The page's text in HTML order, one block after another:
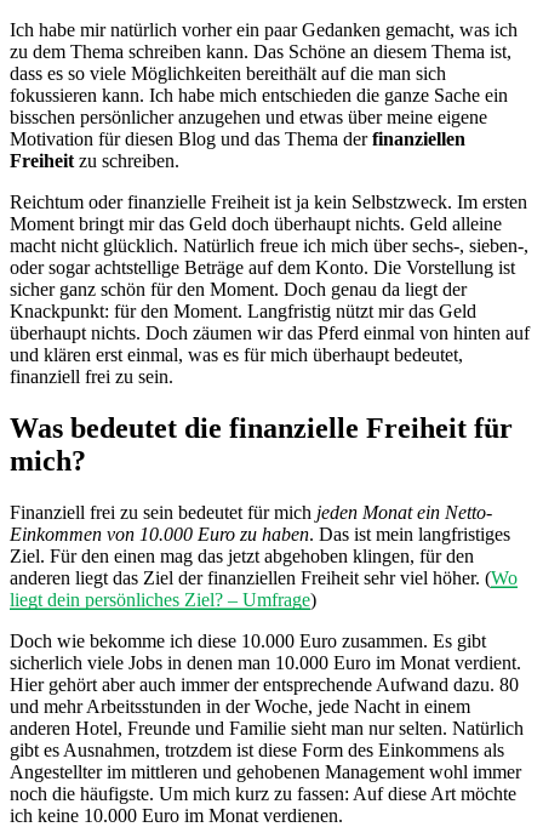
Ich habe mir natürlich vorher ein paar Gedanken gemacht, was ich
zu dem Thema schreiben kann. Das Schöne an diesem Thema ist,
dass es so viele Möglichkeiten bereithält auf die man sich
fokussieren kann. Ich habe mich entschieden die ganze Sache ein
bisschen persönlicher anzugehen und etwas über meine eigene
Motivation für diesen Blog und das Thema derfinanziellen
Freiheit zu schreiben.
Reichtum oder finanzielle Freiheit ist ja kein Selbstzweck. Im ersten
Moment bringt mir das Geld doch überhaupt nichts. Geld alleine
macht nicht glücklich. Natürlich freue ich mich über sechs-, sieben-,
oder sogar achtstellige Beträge auf dem Konto. Die Vorstellung ist
sicher ganz schön für den Moment. Doch genau da liegt der
Knackpunkt: für den Moment. Langfristig nützt mir das Geld
überhaupt nichts. Doch zäumen wir das Pferd einmal von hinten auf
und klären erst einmal, was es für mich überhaupt bedeutet,
finanziell frei zu sein.
Was bedeutet die finanzielle Freiheit für
mich?
Finanziell frei zu sein bedeutet für mich jeden Monat ein Netto-
Einkommen von 10.000 Euro zu haben. Das ist mein langfristiges
Ziel. Für den einen mag das jetzt abgehoben klingen, für den
anderen liegt das Ziel der finanziellen Freiheit sehr viel höher. (Wo
liegt dein persönliches Ziel? – Umfrage)
Doch wie bekomme ich diese 10.000 Euro zusammen. Es gibt
sicherlich viele Jobs in denen man 10.000 Euro im Monat verdient.
Hier gehört aber auch immer der entsprechende Aufwand dazu. 80
und mehr Arbeitsstunden in der Woche, jede Nacht in einem
anderen Hotel, Freunde und Familie sieht man nur selten. Natürlich
gibt es Ausnahmen, trotzdem ist diese Form des Einkommens als
Angestellter im mittleren und gehobenen Management wohl immer
noch die häufigste. Um mich kurz zu fassen: Auf diese Art möchte
ich keine 10.000 Euro im Monat verdienen.